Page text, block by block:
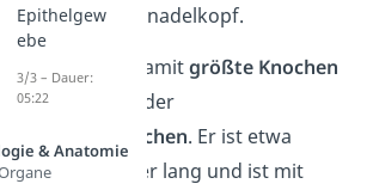
wie ein Stecknadelkopf.
längste und damitgrößte Knochen
Menschen ist der
. Er ist etwa
halben Meter lang und ist mit
Epithelgew
ebe
3/3 – Dauer:
05:22
& Anatomie